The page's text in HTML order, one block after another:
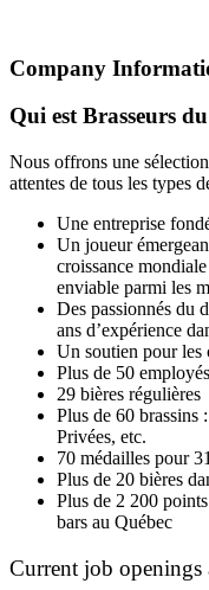
Company
Qui est Brasseurs
Nous offrons une
attentes de tous les types
Une entreprise
Un joueur
croissance
enviable parmi les
Des passionnés du
ans d’expérience
Un soutien pour les
Plus de 50 employés
29 bières régulières
Plus de 60 brassins
Privées, etc.
70 médailles pour
Plus de 20 bières
Plus de 2 200
bars au Québec
Current job openings